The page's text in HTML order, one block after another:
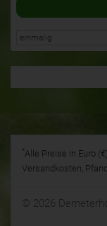
*Alle Preise in Euro
Versandkosten,
© 2026